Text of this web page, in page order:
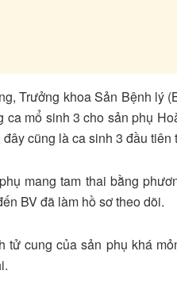
Trưởng khoa Sản Bệnh lý
mổ sinh 3 cho sản phụ
cũng là ca sinh 3 đầu tiên
mang tam thai bằng
BV đã làm hồ sơ theo dõi.
tử cung của sản phụ khá